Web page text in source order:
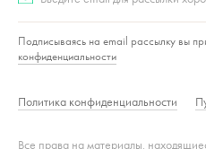
Подписываясь на email рассылку вы
конфиденциальности
Политика конфиденциальности
Все права на материалы,